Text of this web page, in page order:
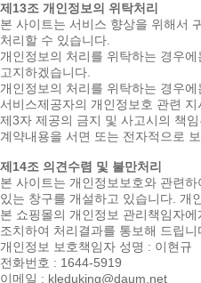
제13조 개인정보의 위탁처리
본 사이트는 서비스 향상을 위해서
처리할 수 있습니다.
개인정보의 처리를 위탁하는 경우
고지하겠습니다.
개인정보의 처리를 위탁하는 경우
서비스제공자의 개인정보호 관련
제3자 제공의 금지 및 사고시의 책
계약내용을 서면 또는 전자적으로
제14조 의견수렴 및 불만처리
본 사이트는 개인정보보호와 관련
있는 창구를 개설하고 있습니다. 개
본 쇼핑몰의 개인정보 관리책임자
조치하여 처리결과를 통보해 드립니
개인정보 보호책임자 성명 : 이현규
전화번호 : 1644-5919
이메일 : kleduking@daum.net